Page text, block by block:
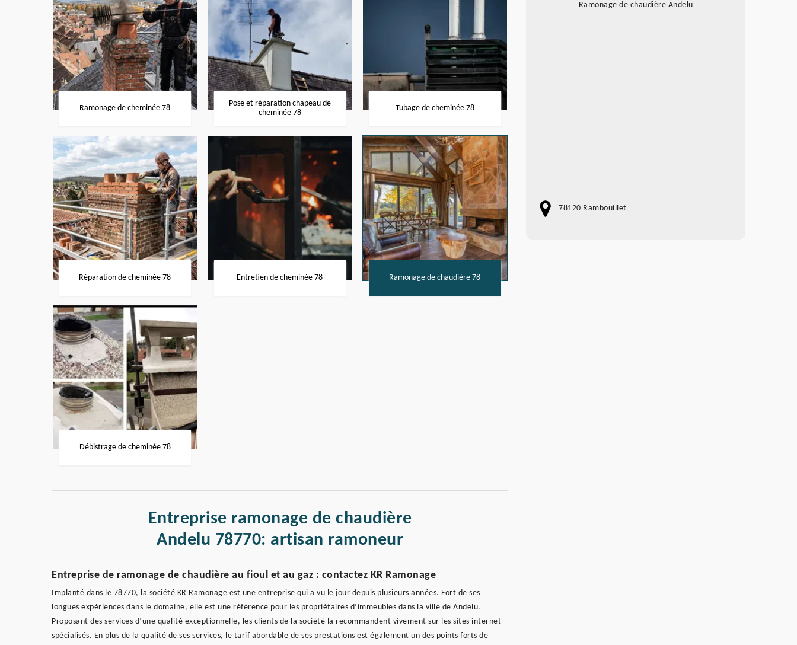
Ramonage de cheminée 78
Pose et réparation chapeau de
cheminée 78
Tubage de cheminée 78
Réparation de cheminée 78 Entretien de cheminée 78 Ramonage de chaudière 78
Débistrage de cheminée 78
Entreprise ramonage de chaudière
Andelu 78770: artisan ramoneur
Entreprise de ramonage de chaudière au fioul et au gaz : contactez KR Ramonage
Implanté dans le 78770, la société KR Ramonage est une entreprise qui a vu le jour depuis plusieurs années. Fort de ses
longues expériences dans le domaine, elle est une référence pour les propriétaires d’immeubles dans la ville de Andelu.
Proposant des services d’une qualité exceptionnelle, les clients de la société la recommandent vivement sur les sites internet
spécialisés. En plus de la qualité de ses services, le tarif abordable de ses prestations est également un des points forts de
Ramonage de chaudière Andelu
78120 Rambouillet